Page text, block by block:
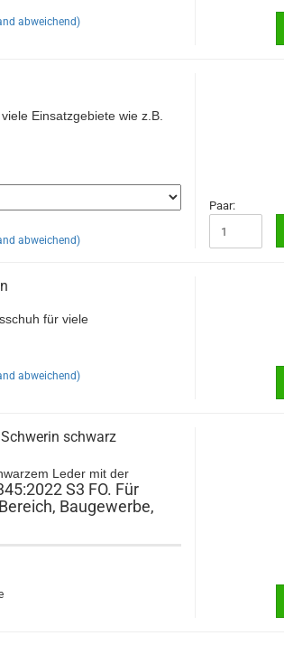
abweichend)
Einsatzgebiete wie z.B.
abweichend)
Paar:
für viele
abweichend)
schwarz
Leder mit der
S3 FO. Für
Baugewerbe,